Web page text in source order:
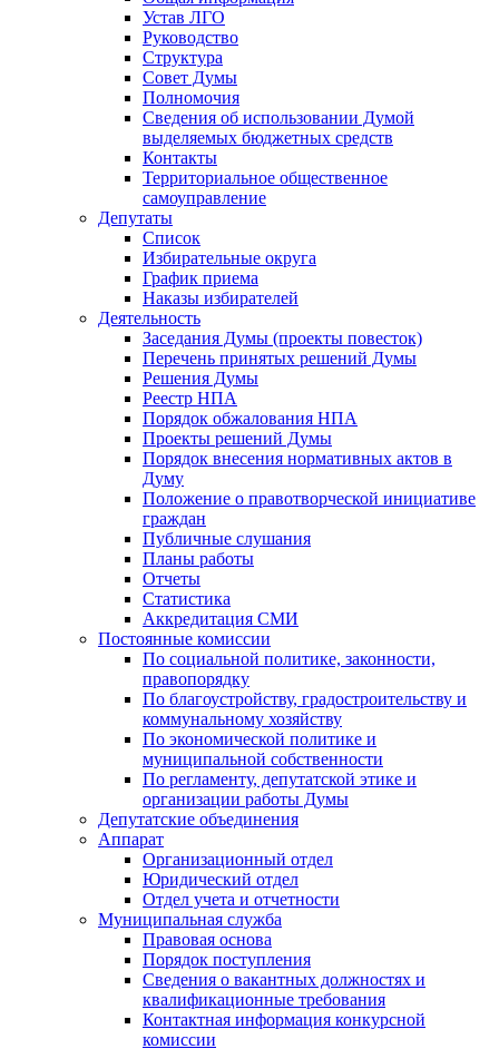
Устав ЛГО
Руководство
Структура
Совет Думы
Полномочия
Сведения об использовании Думой
выделяемых бюджетных средств
Контакты
Территориальное общественное
самоуправление
Депутаты
Список
Избирательные округа
График приема
Наказы избирателей
Деятельность
Заседания Думы (проекты повесток)
Перечень принятых решений Думы
Решения Думы
Реестр НПА
Порядок обжалования НПА
Проекты решений Думы
Порядок внесения нормативных актов в
Думу
Положение о правотворческой инициативе
граждан
Публичные слушания
Планы работы
Отчеты
Статистика
Аккредитация СМИ
Постоянные комиссии
По социальной политике, законности,
правопорядку
По благоустройству, градостроительству и
коммунальному хозяйству
По экономической политике и
муниципальной собственности
По регламенту, депутатской этике и
организации работы Думы
Депутатские объединения
Аппарат
Организационный отдел
Юридический отдел
Отдел учета и отчетности
Муниципальная служба
Правовая основа
Порядок поступления
Сведения о вакантных должностях и
квалификационные требования
Контактная информация конкурсной
комиссии